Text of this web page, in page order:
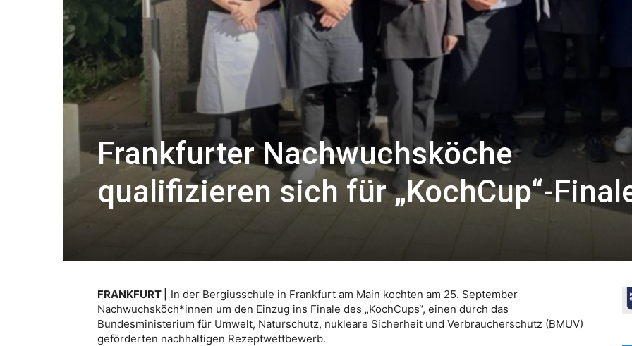
Frankfurter Nachwuchsköche
qualifizieren sich für „KochCup“-
FRANKFURT |
In der Bergiusschule in Frankfurt am Main kochten am 25. September
Nachwuchsköch*innen um den Einzug ins Finale des „KochCups“, einen durch das
Bundesministerium für Umwelt, Naturschutz, nukleare Sicherheit und Verbraucherschutz (BMUV)
geförderten nachhaltigen Rezeptwettbewerb.